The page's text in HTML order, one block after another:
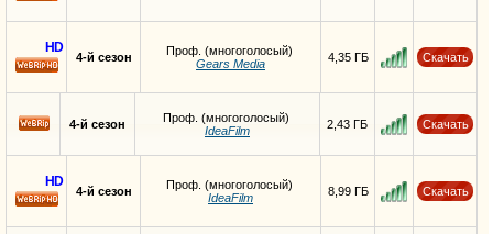
HD
4-й сезон
Проф. (многоголосый)
Gears Media
4,35 ГБ Скачать
4-й сезон
Проф. (многоголосый)
IdeaFilm
2,43 ГБ Скачать
HD
4-й сезон
Проф. (многоголосый)
IdeaFilm
8,99 ГБ Скачать